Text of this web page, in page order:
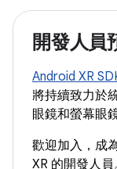
開發人員
Android XR
將持續致力於
眼鏡和螢幕眼
歡迎加入，成
XR 的開發人員